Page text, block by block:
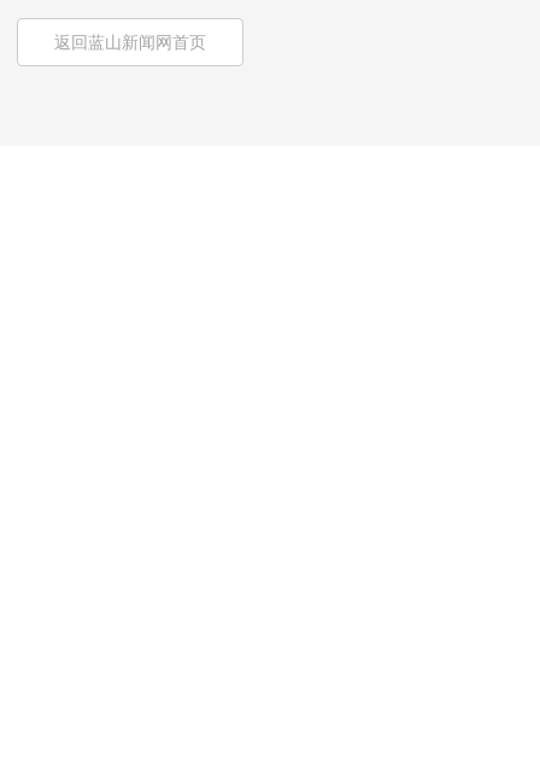
返回蓝山新闻网首页